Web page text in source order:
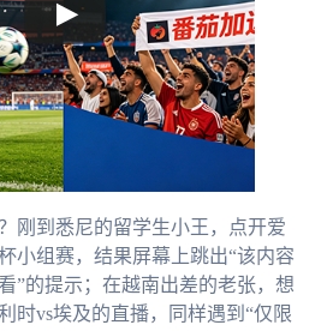
刚到悉尼的留学生小王，点开爱
小组赛，结果屏幕上跳出“该内容
”的提示；在越南出差的老张，想
时vs埃及的直播，同样遇到“仅限